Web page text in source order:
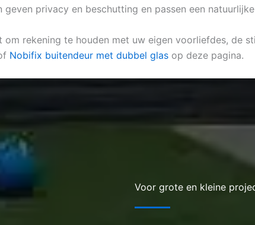
privacy en beschutting en passen een
rekening te houden met uw eigen voorliefdes, de
Nobifix buitendeur met dubbel glas op deze pagina.
Voor grote en kleine